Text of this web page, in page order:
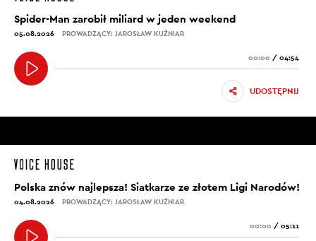
Spider-Man zarobił miliard w jeden weekend
05.08.2026 PROWADZĄCY: JAROSŁAW KUŹNIAR
00:00 / 04:54
UDOSTĘPNIJ
Polska znów najlepsza! Siatkarze ze złotem Ligi Narodów!
04.08.2026 PROWADZĄCY: JAROSŁAW KUŹNIAR
00:00 / 05:11